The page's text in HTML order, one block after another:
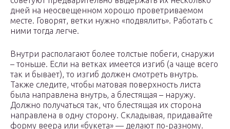
дней на неосвещенном хорошо проветриваемом
месте. Говорят, ветки нужно «подвялить». Работать с
ними тогда легче.
Внутри располагают более толстые побеги, снаружи
– тоньше. Если на ветках имеется изгиб (а чаще всего
так и бывает), то изгиб должен смотреть внутрь.
Также следите, чтобы матовая поверхность листа
была направлена внутрь, а блестящая – наружу.
Должно получаться так, что блестящая их сторона
направлена в одну сторону. Складывая, придавайте
форму веера или «букета» — делают по-разному.